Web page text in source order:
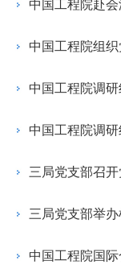
院长-张玉
副院长-陈建
学部
料工程学部
筑工程学部
人,其中79 人为跨学
界最高荣誉
战略咨询研
工程院的主要
新体系，强
会主义思想为
坚持“服务决
科学决策，坚
思想库建设和
我国科技创新
习近平总书记在国家
院士大会、中国科协
的重要讲话精神，充
年7月10日下午，
学术报告会在北京会
报告，50余位院士参
程科技发展战略
下简称“江西研
西省科技成果转
织江西省相关地
北京化工大学举
流会。北京化工
组成员、副院长
究院副院长邹慧
育大会和中央
教育委员会
端智库作用，
建设教育强
要任务有：
示批示精神
绕党中央决
织院士、专家
有关的咨询
建议。
界的联系，
促进工程技术
日，第29届中日韩
在韩国首尔成功
由韩国工程院轮
工程院院士及代表
会。韩国工程院
会主席朴宰佑院
丁宁、日本工程
山优子致开幕辞。
中国工程院组
中国工程院调
中国工程院调
三局党支部召
三局党支部举
中国工程院国